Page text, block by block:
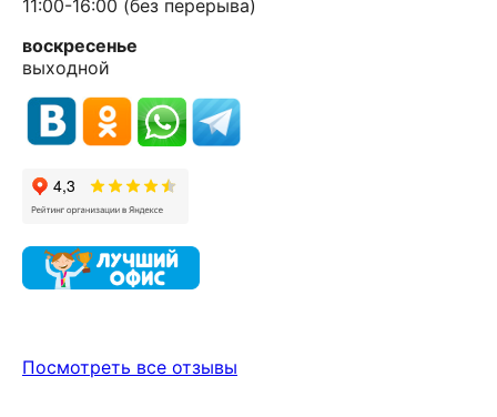
11:00-16:00 (без перерыва)
воскресенье
выходной
Посмотреть все отзывы